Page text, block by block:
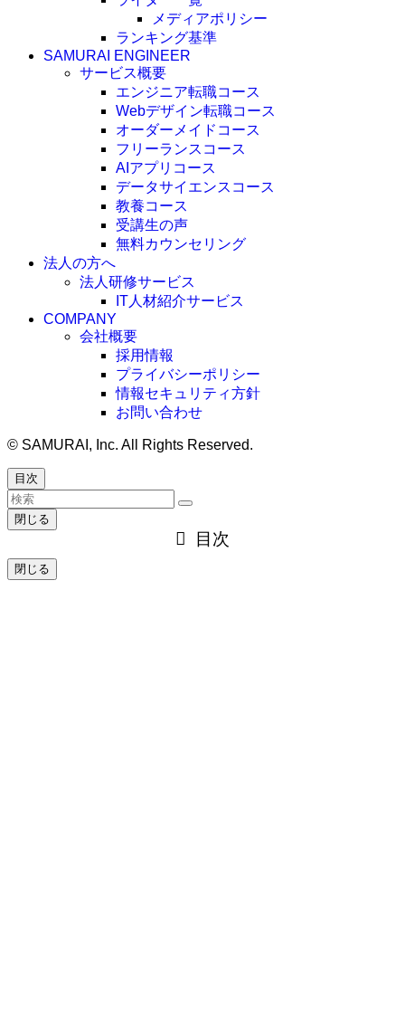
メディアポリシー
ランキング基準
SAMURAI ENGINEER
サービス概要
エンジニア転職コース
Webデザイン転職コース
オーダーメイドコース
フリーランスコース
AIアプリコース
データサイエンスコース
教養コース
受講生の声
無料カウンセリング
法人の方へ
法人研修サービス
IT人材紹介サービス
COMPANY
会社概要
採用情報
プライバシーポリシー
情報セキュリティ方針
お問い合わせ
© SAMURAI, Inc. All Rights Reserved.
目次
閉じる
目次
閉じる